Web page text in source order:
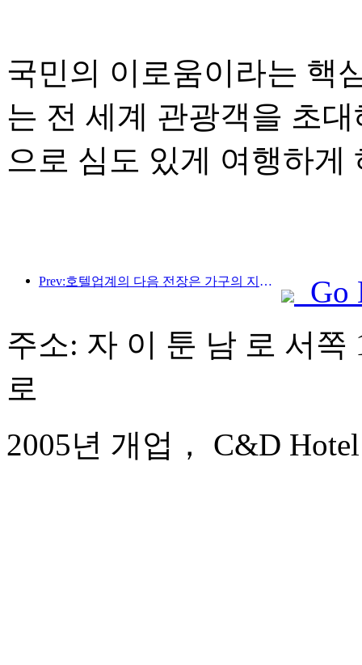
국민의 이로움이라는 핵
는 전 세계 관광객을 초
으로 심도 있게 여행하게
Prev:호텔업계의 다음 전장은 가구의 지속 가능한 유전자에 있다
Go
주소: 자 이 툰 남 로 서쪽
로
2005년 개업， C&D Hotel